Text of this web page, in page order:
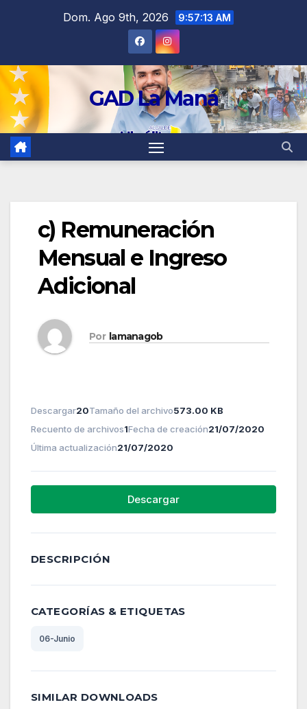
Dom. Ago 9th, 2026 9:57:13 AM
GAD La Maná
c) Remuneración
Mensual e Ingreso
Adicional
Por lamanagob
Descargar20Tamaño del archivo573.00 KB
Recuento de archivos1Fecha de creación21/07/2020
Última actualización21/07/2020
Descargar
DESCRIPCIÓN
CATEGORÍAS & ETIQUETAS
06-Junio
SIMILAR DOWNLOADS